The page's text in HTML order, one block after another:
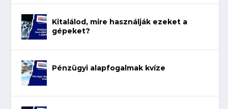
Kitalálod, mire használják ezeket a
gépeket?
Pénzügyi alapfogalmak kvíze